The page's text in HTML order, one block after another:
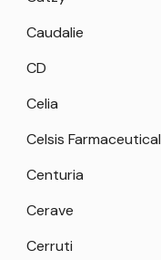
Caudalie
CD
Celia
Celsis Farmaceutical
Centuria
Cerave
Cerruti